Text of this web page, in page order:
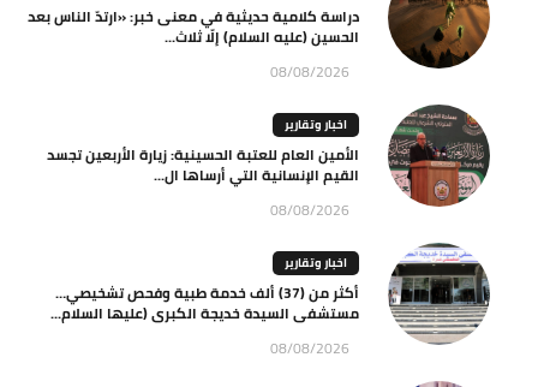
دراسة كلامية حديثية في معنى خبر: «ارتدّ الناس بعد
الحسين (عليه السلام) إلّا ثلاث...
08/08/2026
اخبار وتقارير
الأمين العام للعتبة الحسينية: زيارة الأربعين تجسد
القيم الإنسانية التي أرساها ال...
08/08/2026
اخبار وتقارير
أكثر من (37) ألف خدمة طبية وفحص تشخيصي…
مستشفى السيدة خديجة الكبرى (عليها السلام...
08/08/2026